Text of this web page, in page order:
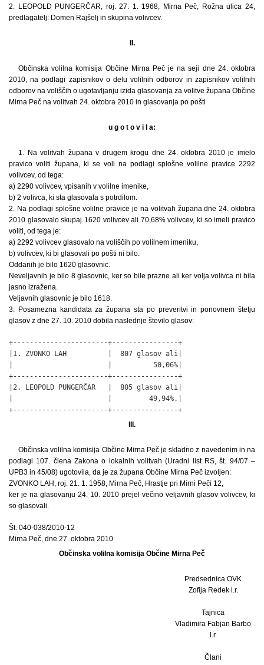
2. LEOPOLD PUNGERČAR, roj. 27. 1. 1968, Mirna Peč, Rožna ulica 24,
predlagatelj: Domen Rajšelj in skupina volivcev.
II.
Občinska volilna komisija Občine Mirna Peč je na seji dne 24. oktobra
2010, na podlagi zapisnikov o delu volilnih odborov in zapisnikov volilnih
odborov na voliščih o ugotavljanju izida glasovanja za volitve župana Občine
Mirna Peč na volitvah 24. oktobra 2010 in glasovanja po pošti
u g o t o v i l a:
1. Na volitvah župana v drugem krogu dne 24. oktobra 2010 je imelo
pravico voliti župana, ki se voli na podlagi splošne volilne pravice 2292
volivcev, od tega:
a) 2290 volivcev, vpisanih v volilne imenike,
b) 2 volivca, ki sta glasovala s potrdilom.
2. Na podlagi splošne volilne pravice je na volitvah župana dne 24. oktobra
2010 glasovalo skupaj 1620 volivcev ali 70,68% volivcev, ki so imeli pravico
voliti, od tega je:
a) 2292 volivcev glasovalo na voliščih po volilnem imeniku,
b) volivcev, ki bi glasovali po pošti ni bilo.
Oddanih je bilo 1620 glasovnic.
Neveljavnih je bilo 8 glasovnic, ker so bile prazne ali ker volja volivca ni bila
jasno izražena.
Veljavnih glasovnic je bilo 1618.
3. Posamezna kandidata za župana sta po preveritvi in ponovnem štetju
glasov z dne 27. 10. 2010 dobila naslednje število glasov:
+-----------------------+----------------+
|1. ZVONKO LAH          |  807 glasov ali|
|                       |          50,06%|
+-----------------------+----------------+
|2. LEOPOLD PUNGERČAR   |  805 glasov ali|
|                       |         49,94%.|
+-----------------------+----------------+
III.
Občinska volilna komisija Občine Mirna Peč je skladno z navedenim in na
podlagi 107. člena Zakona o lokalnih volitvah (Uradni list RS, št. 94/07 –
UPB3 in 45/08) ugotovila, da je za župana Občine Mirna Peč izvoljen:
ZVONKO LAH, roj. 21. 1. 1958, Mirna Peč, Hrastje pri Mirni Peči 12,
ker je na glasovanju 24. 10. 2010 prejel večino veljavnih glasov volivcev, ki
so glasovali.
Št. 040-038/2010-12
Mirna Peč, dne 27. oktobra 2010
Občinska volilna komisija Občine Mirna Peč
Predsednica OVK
Zofija Redek l.r.
Tajnica
Vladimira Fabjan Barbo
l.r.
Člani